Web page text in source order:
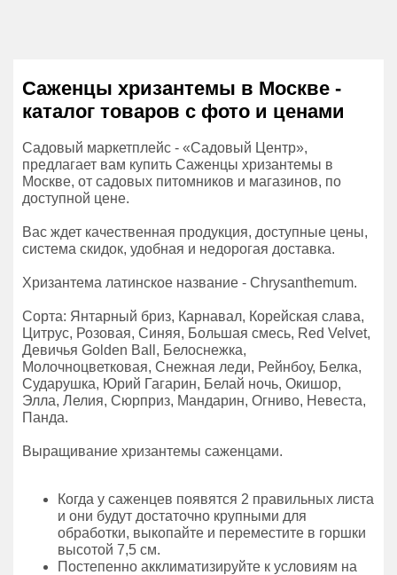
Саженцы хризантемы в Москве -
каталог товаров с фото и ценами
Садовый маркетплейс - «Садовый Центр»,
предлагает вам купить Саженцы хризантемы в
Москве, от садовых питомников и магазинов, по
доступной цене.
Вас ждет качественная продукция, доступные цены,
система скидок, удобная и недорогая доставка.
Хризантема латинское название - Chrysanthemum.
Сорта: Янтарный бриз, Карнавал, Корейская слава,
Цитрус, Розовая, Синяя, Большая смесь, Red Velvet,
Девичья Golden Ball, Белоснежка,
Молочноцветковая, Снежная леди, Рейнбоу, Белка,
Сударушка, Юрий Гагарин, Белай ночь, Окишор,
Элла, Лелия, Сюрприз, Мандарин, Огниво, Невеста,
Панда.
Выращивание хризантемы саженцами.
Когда у саженцев появятся 2 правильных листа
и они будут достаточно крупными для
обработки, выкопайте и переместите в горшки
высотой 7,5 см.
Постепенно акклиматизируйте к условиям на